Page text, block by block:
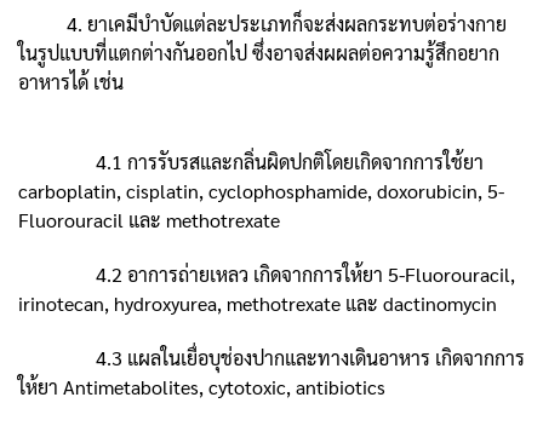
4. ยาเคมีบำบัดแต่ละประเภทก็จะส่งผลกระทบต่อร่างกาย
ในรูปแบบที่แตกต่างกันออกไป ซึ่งอาจส่งผผลต่อความรู้สึกอยาก
อาหารได้ เช่น
4.1 การรับรสและกลิ่นผิดปกติโดยเกิดจากการใช้ยา
carboplatin, cisplatin, cyclophosphamide, doxorubicin, 5-
Fluorouracil และ methotrexate
4.2 อาการถ่ายเหลว เกิดจากการให้ยา 5-Fluorouracil,
irinotecan, hydroxyurea, methotrexate และ dactinomycin
4.3 แผลในเยื่อบุช่องปากและทางเดินอาหาร เกิดจากการ
ให้ยา Antimetabolites, cytotoxic, antibiotics